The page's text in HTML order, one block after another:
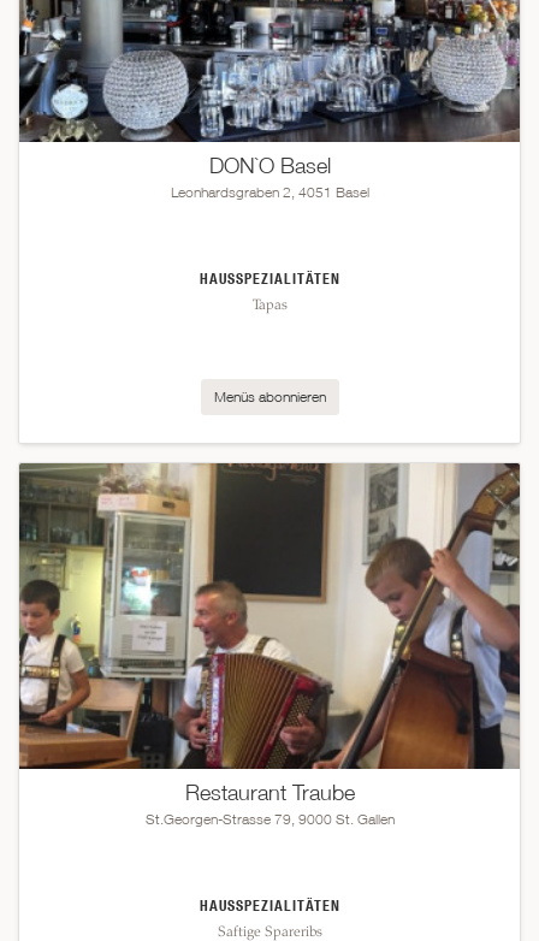
DON`O Basel
Leonhardsgraben 2, 4051 Basel
HAUSSPEZIALITÄTEN
Tapas
Menüs abonnieren
Restaurant Traube
St.Georgen-Strasse 79, 9000 St. Gallen
HAUSSPEZIALITÄTEN
Saftige Spareribs